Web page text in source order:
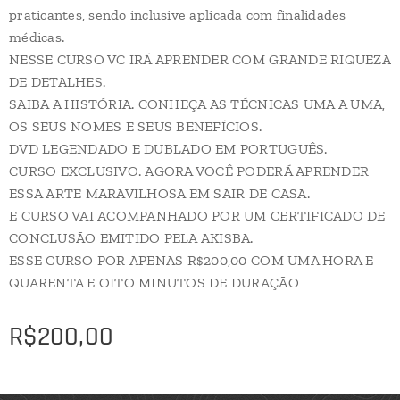
praticantes, sendo inclusive aplicada com finalidades
médicas.
NESSE CURSO VC IRÁ APRENDER COM GRANDE RIQUEZA
DE DETALHES.
SAIBA A HISTÓRIA. CONHEÇA AS TÉCNICAS UMA A UMA,
OS SEUS NOMES E SEUS BENEFÍCIOS.
DVD LEGENDADO E DUBLADO EM PORTUGUÊS.
CURSO EXCLUSIVO. AGORA VOCÊ PODERÁ APRENDER
ESSA ARTE MARAVILHOSA EM SAIR DE CASA.
E CURSO VAI ACOMPANHADO POR UM CERTIFICADO DE
CONCLUSÃO EMITIDO PELA AKISBA.
ESSE CURSO POR APENAS R$200,00 COM UMA HORA E
QUARENTA E OITO MINUTOS DE DURAÇÃO
R$200,00